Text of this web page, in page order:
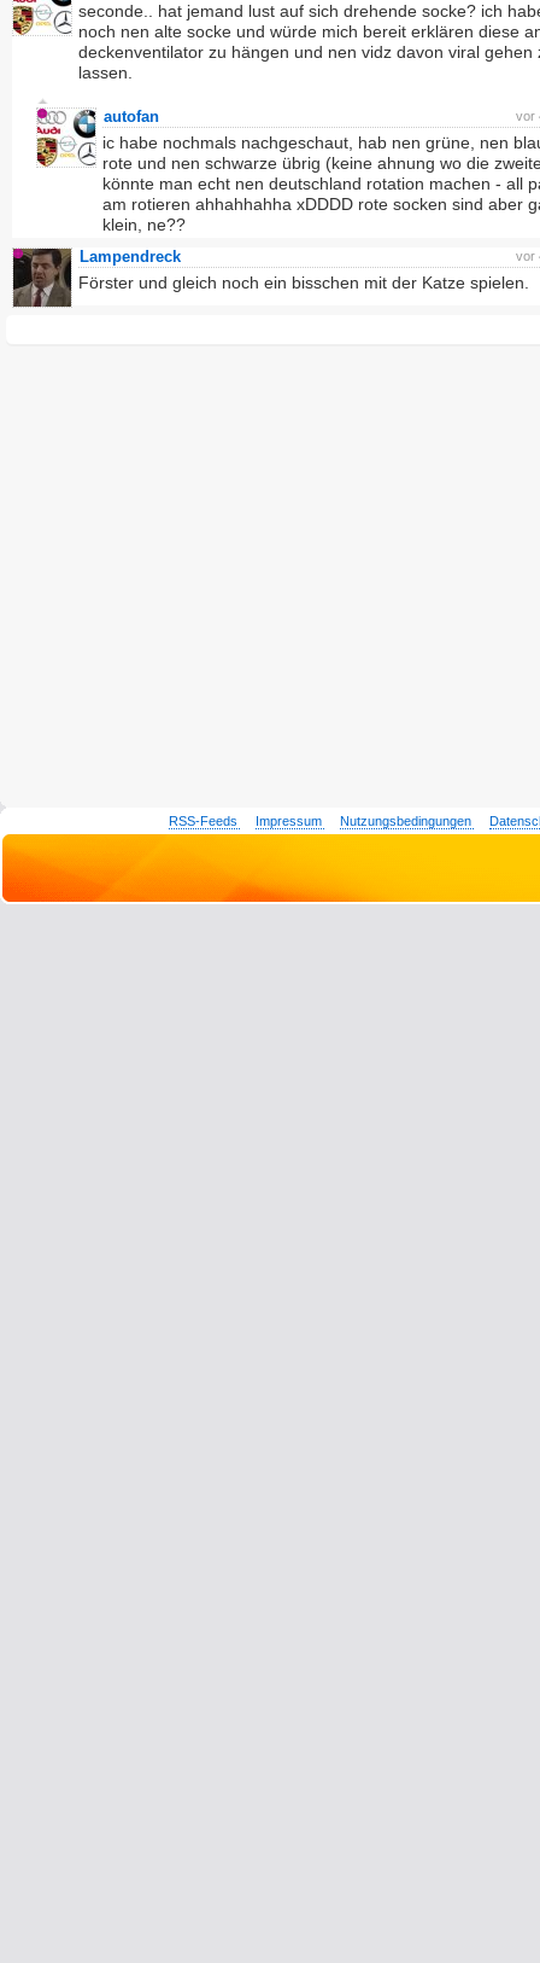
seconde.. hat jemand lust auf sich drehende socke? ich
noch nen alte socke und würde mich bereit erklären diese
deckenventilator zu hängen und nen vidz davon viral gehen
lassen.
vor
autofan
ic habe nochmals nachgeschaut, hab nen grüne, nen
rote und nen schwarze übrig (keine ahnung wo die
könnte man echt nen deutschland rotation machen - all
am rotieren ahhahhahha xDDDD rote socken sind aber
klein, ne??
vor
Lampendreck
Förster und gleich noch ein bisschen mit der Katze spielen.
RSS-Feeds Impressum Nutzungsbedingungen